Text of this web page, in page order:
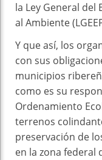
la Ley General del
al Ambiente
Y que así, los
con sus
municipios
como es su
Ordenamiento
terrenos
preservación de
en la zona federal